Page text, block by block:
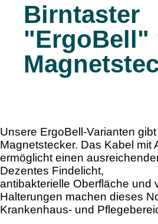
Birntaster
"ErgoBell"
Unsere ErgoBell-Varianten
Magnetstecker. Das Kabel mit
ermöglicht einen
Dezentes Findelicht,
antibakterielle Oberfläche und
Halterungen machen dieses
Krankenhaus- und